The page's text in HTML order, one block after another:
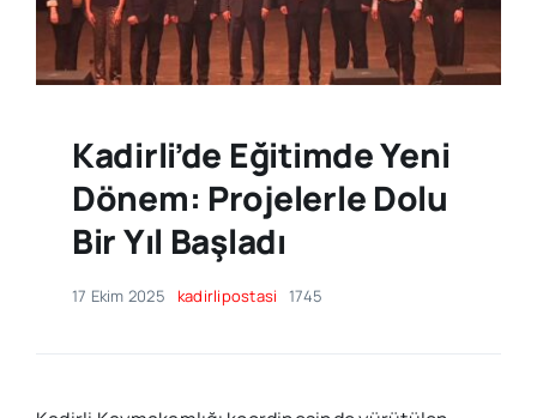
Kadirli’de Eğitimde Yeni
Dönem: Projelerle Dolu
Bir Yıl Başladı
17 Ekim 2025 kadirlipostasi 1745